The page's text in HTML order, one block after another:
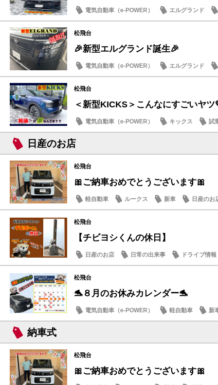
電気自動車（e-POWER）
エルグランド
日産のお店
松飛台
🎉新型エルグランド誕生🎉
電気自動車（e-POWER）
エルグランド
日産のお店
松飛台
＜新型KICKS＞こんなにすごいヤツ
電気自動車（e-POWER） キックス
試
日産のお店
日産のお店
松飛台
🎀ご納車おめでとうございます🎀
軽自動車 ルークス 新車 日産のお
松飛台
【チビヨシくんの休日】
日産のお店 日常の出来事 ドライブ情報
松飛台
🐬８月のお休みカレンダー🐬
電気自動車（e-POWER） 軽自動車
新
日産のお店
納車式
松飛台
🎀ご納車おめでとうございます🎀